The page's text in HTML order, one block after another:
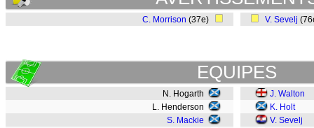
C. Morrison (37e) V. Sevelj
EQUIPES
N. Hogarth
L. Henderson
S. Mackie
J. Walton
K. Holt
V. Sevelj